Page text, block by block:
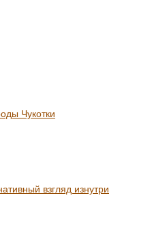
Чукотки
взгляд изнутри